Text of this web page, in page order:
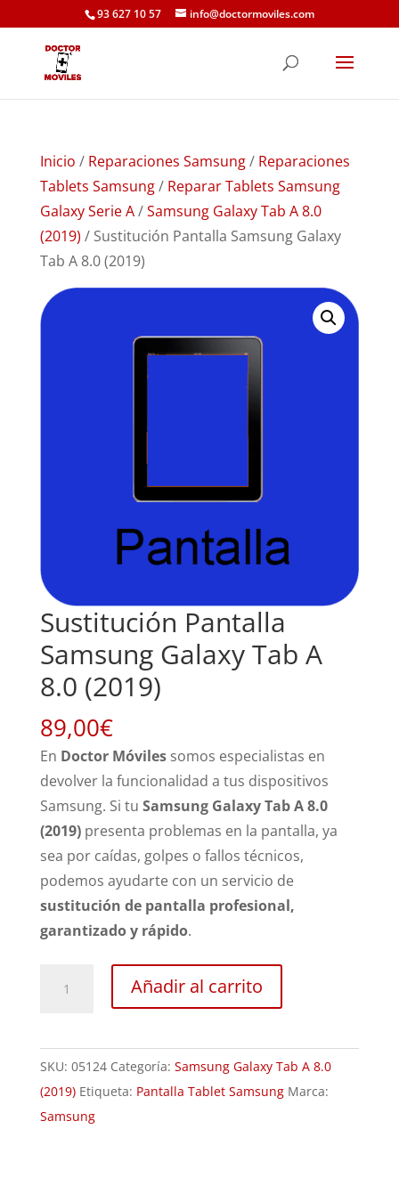
93 627 10 57 info@doctormoviles.com
Inicio / Reparaciones Samsung/ Reparaciones
Tablets Samsung/ Reparar Tablets Samsung
Galaxy Serie A/Samsung Galaxy Tab A 8.0
(2019) / Sustitución Pantalla Samsung Galaxy
Tab A 8.0 (2019)
Sustitución Pantalla
Samsung Galaxy Tab A
8.0 (2019)
89,00€
En Doctor Móvilessomos especialistas en
devolver la funcionalidad a tus dispositivos
Samsung. Si tu Samsung Galaxy Tab A 8.0
(2019)presenta problemas en la pantalla, ya
sea por caídas, golpes o fallos técnicos,
podemos ayudarte con un servicio de
sustitución de pantalla profesional,
garantizado y rápido.
Galaxy
Tab
A
8.0
Añadir al carrito
SKU: 05124 Categoría: Samsung Galaxy Tab A 8.0
(2019) Etiqueta: Pantalla Tablet Samsung Marca:
Samsung